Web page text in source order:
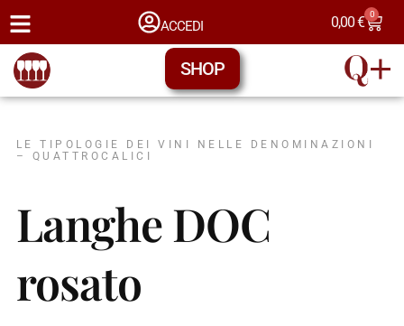
ACCEDI 0,00€ 0
SHOP
LE TIPOLOGIE DEI VINI NELLE DENOMINAZIONI
– QUATTROCALICI
Langhe DOC
rosato